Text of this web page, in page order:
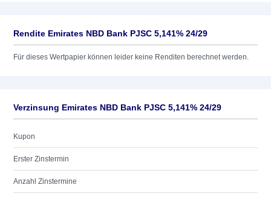
Rendite Emirates NBD Bank PJSC 5,141% 24/29
Für dieses Wertpapier können leider keine Renditen berechnet werden.
Verzinsung Emirates NBD Bank PJSC 5,141% 24/29
Kupon
Erster Zinstermin
Anzahl Zinstermine